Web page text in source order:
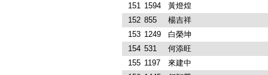
151 1594
黃燈煌
152 855
楊吉祥
153 1249
白榮坤
154 531
何添旺
155 1197
來建中